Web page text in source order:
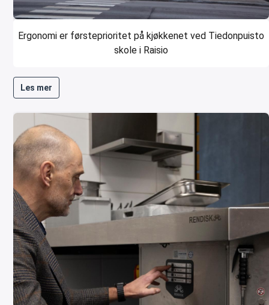
Ergonomi er førsteprioritet på kjøkkenet ved Tiedonpuisto
skole i Raisio
Les mer